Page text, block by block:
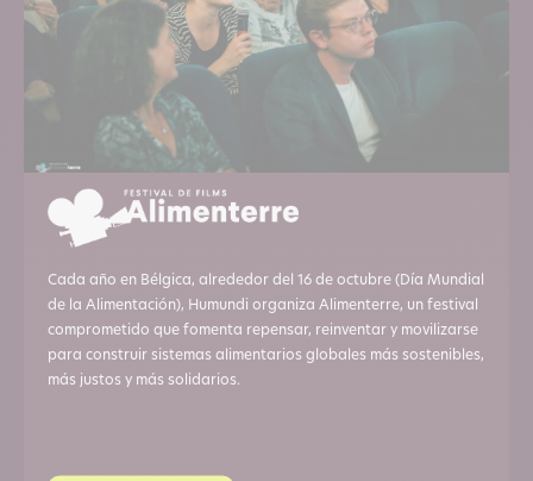
Cada año en Bélgica, alrededor del 16 de octubre (Día Mundial
de la Alimentación), Humundi organiza Alimenterre, un festival
comprometido que fomenta repensar, reinventar y movilizarse
para construir sistemas alimentarios globales más sostenibles,
más justos y más solidarios.